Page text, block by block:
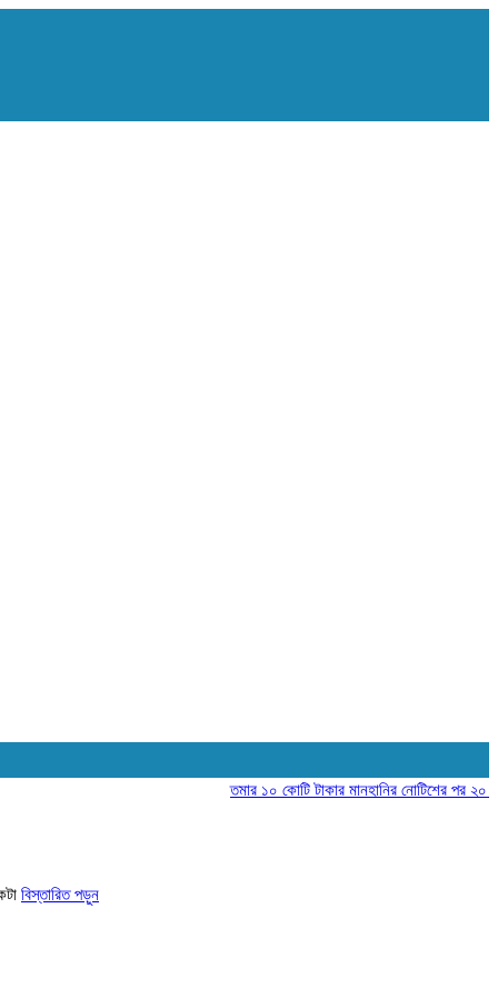
তমার ১০ কোটি টাকার মানহানির নোটিশের পর ২০
বিস্তারিত পড়ুন